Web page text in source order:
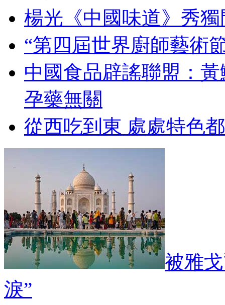
楊光《中國味道》秀
“第四屆世界廚師藝術
中國食品辟謠聯盟：
孕藥無關
從西吃到東 處處特色
被雅
淚”